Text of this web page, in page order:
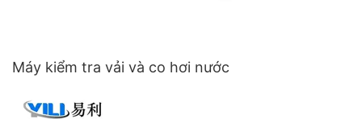
Máy kiểm tra vải và co hơi nước